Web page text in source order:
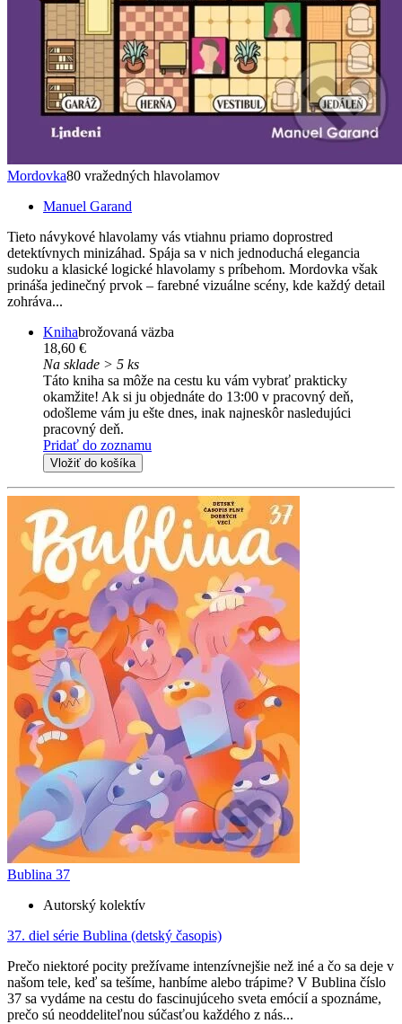
Mordovka80 vražedných hlavolamov
Manuel Garand
Tieto návykové hlavolamy vás vtiahnu priamo doprostred
detektívnych minizáhad. Spája sa v nich jednoduchá elegancia
sudoku a klasické logické hlavolamy s príbehom. Mordovka však
prináša jedinečný prvok – farebné vizuálne scény, kde každý detail
zohráva...
Knihabrožovaná väzba
18,60 €
Na sklade > 5 ks
Táto kniha sa môže na cestu ku vám vybrať prakticky
okamžite! Ak si ju objednáte do 13:00 v pracovný deň,
odošleme vám ju ešte dnes, inak najneskôr nasledujúci
pracovný deň.
Pridať do zoznamu
Vložiť do košíka
Bublina 37
Autorský kolektív
37. diel série Bublina (detský časopis)
Prečo niektoré pocity prežívame intenzívnejšie než iné a čo sa deje v
našom tele, keď sa tešíme, hanbíme alebo trápime? V Bublina číslo
37 sa vydáme na cestu do fascinujúceho sveta emócií a spoznáme,
prečo sú neoddeliteľnou súčasťou každého z nás...